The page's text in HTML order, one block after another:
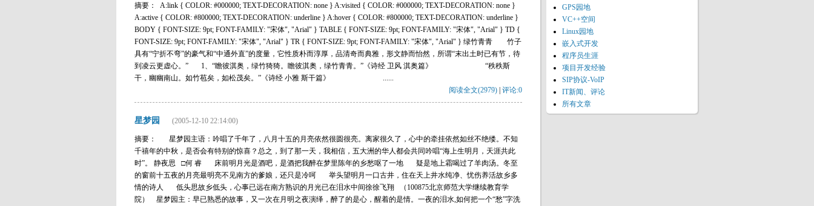
GPS园地
VC++空间
Linux园地
嵌入式开发
程序员生涯
项目开发经验
SIP协议-VoIP
IT新闻、评论
所有文章
摘要： A:link { COLOR: #000000; TEXT-DECORATION: none } A:visited { COLOR: #000000; TEXT-DECORATION: none }
A:active { COLOR: #800000; TEXT-DECORATION: underline } A:hover { COLOR: #800000; TEXT-DECORATION: underline }
BODY { FONT-SIZE: 9pt; FONT-FAMILY: "宋体", "Arial" } TABLE { FONT-SIZE: 9pt; FONT-FAMILY: "宋体", "Arial" } TD {
FONT-SIZE: 9pt; FONT-FAMILY: "宋体", "Arial" } TR { FONT-SIZE: 9pt; FONT-FAMILY: "宋体", "Arial" } 绿竹青青 竹子
具有“宁折不弯”的豪气和“中通外直”的度量，它性质朴而淳厚，品清奇而典雅，形文静而怡然，所谓“末出土时已有节，待
到凌云更虚心。” 1、“瞻彼淇奥，绿竹猗猗。瞻彼淇奥，绿竹青青。”《诗经 卫风 淇奥篇》 “秩秩斯
干，幽幽南山。如竹苞矣，如松茂矣。”《诗经 小雅 斯干篇》 ......
阅读全文(2979) 评论:0
星梦园 (2005-12-10 22:14:00)
摘要： 星梦园主语：吟唱了千年了，八月十五的月亮依然很圆很亮。离家很久了，心中的牵挂依然如丝不绝缕。不知
千禧年的中秋，是否会有特别的惊喜？总之，到了那一天，我相信，五大洲的华人都会共同吟唱“海上生明月，天涯共此
时”。 静夜思 □何 睿 床前明月光是酒吧，是酒把我醉在梦里陈年的乡愁呕了一地 疑是地上霜喝过了羊肉汤。冬至
的窗前十五夜的月亮最明亮不见南方的爹娘，还只是冷呵 举头望明月一口古井，住在天上井水纯净、忧伤养活故乡多
情的诗人 低头思故乡低头，心事已远在南方熟识的月光已在泪水中间徐徐飞翔 （100875北京师范大学继续教育学
院） 星梦园主：早已熟悉的故事，又一次在月明之夜演绎，醉了的是心，醒着的是情。一夜的泪水,如何把一个“愁”字洗